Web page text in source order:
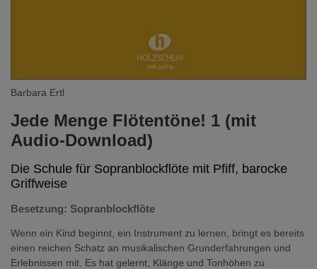
Barbara Ertl
Jede Menge Flötentöne! 1 (mit
Audio-Download)
Die Schule für Sopranblockflöte mit Pfiff, barocke
Griffweise
Besetzung: Sopranblockflöte
Wenn ein Kind beginnt, ein Instrument zu lernen, bringt es bereits
einen reichen Schatz an musikalischen Grunderfahrungen und
Erlebnissen mit. Es hat gelernt, Klänge und Tonhöhen zu